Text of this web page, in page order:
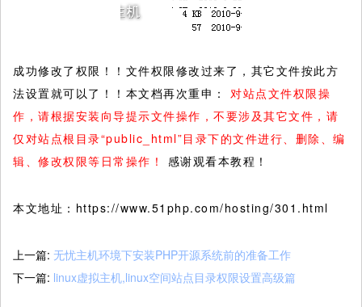
成功修改了权限！！文件权限修改过来了，其它文件按此方
法设置就可以了！！本文档再次重申： 对站点文件权限操
作，请根据安装向导提示文件操作，不要涉及其它文件，请
仅对站点根目录“public_html”目录下的文件进行、删除、编
辑、修改权限等日常操作！
感谢观看本教程！
本文地址：https://www.51php.com/hosting/301.html
上一篇: 无忧主机环境下安装PHP开源系统前的准备工作
下一篇: linux虚拟主机,linux空间站点目录权限设置高级篇